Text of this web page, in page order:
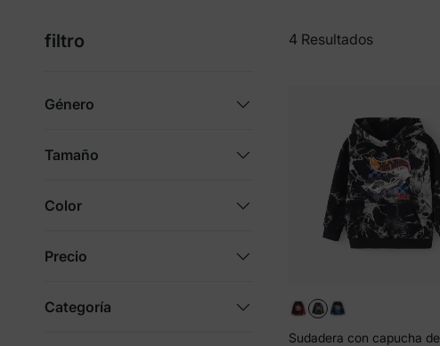
4 Resultados
filtro
Género
Tamaño
Color
Precio
Categoría
Sudadera con capucha de